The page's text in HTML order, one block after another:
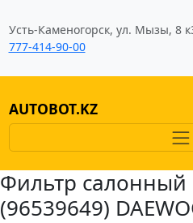
Усть-Каменогорск, ул. Мызы, 8
777-414-90-00
AUTOBOT.KZ
Фильтр салонный
(96539649)